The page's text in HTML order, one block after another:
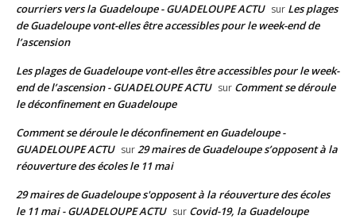
courriers vers la Guadeloupe - GUADELOUPE ACTU sur Les plages
de Guadeloupe vont-elles être accessibles pour le week-end de
l’ascension
Les plages de Guadeloupe vont-elles être accessibles pour le week-
end de l’ascension - GUADELOUPE ACTU sur Comment se déroule
le déconfinement en Guadeloupe
Comment se déroule le déconfinement en Guadeloupe -
GUADELOUPE ACTU sur 29 maires de Guadeloupe s’opposent à la
réouverture des écoles le 11 mai
29 maires de Guadeloupe s'opposent à la réouverture des écoles
le 11 mai - GUADELOUPE ACTU sur Covid-19, la Guadeloupe